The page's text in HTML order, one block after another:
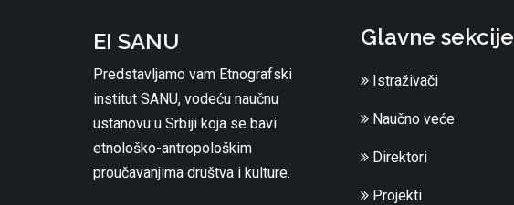
EI SANU
Predstavljamo vam Etnografski
institut SANU, vodeću naučnu
ustanovu u Srbiji koja se bavi
etnološko-antropološkim
proučavanjima društva i kulture.
Glavne sekcije
Istraživači
Naučno veće
Direktori
Projekti